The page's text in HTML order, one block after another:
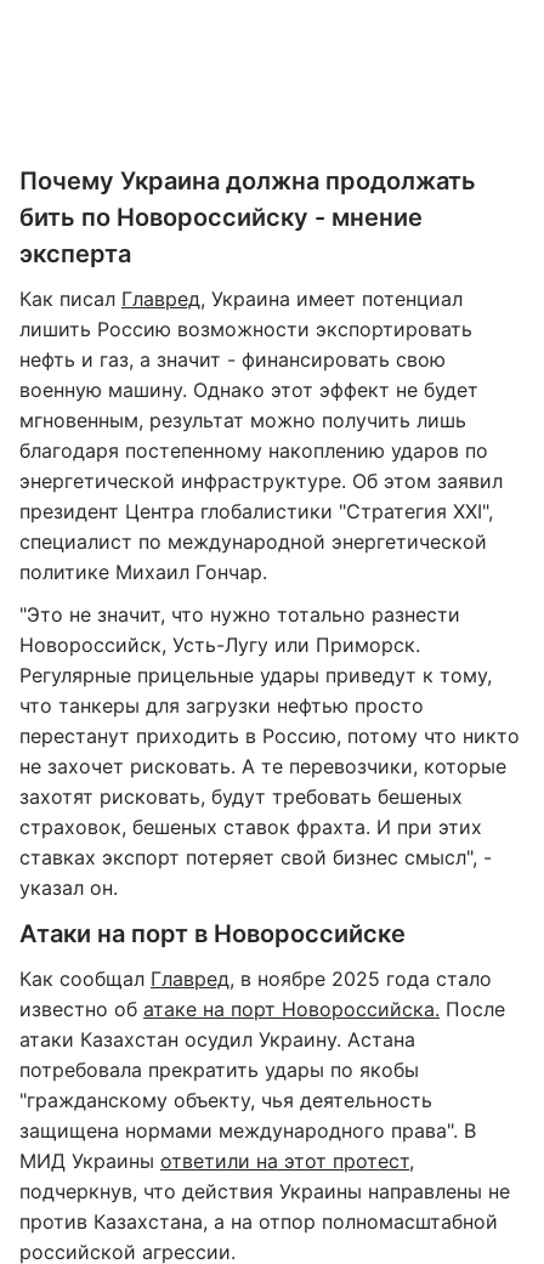
Почему Украина должна продолжать
бить по Новороссийску - мнение
эксперта
Как писал Главред, Украина имеет потенциал
лишить Россию возможности экспортировать
нефть и газ, а значит - финансировать свою
военную машину. Однако этот эффект не будет
мгновенным, результат можно получить лишь
благодаря постепенному накоплению ударов по
энергетической инфраструктуре. Об этом заявил
президент Центра глобалистики "Стратегия ХХІ",
специалист по международной энергетической
политике Михаил Гончар.
"Это не значит, что нужно тотально разнести
Новороссийск, Усть-Лугу или Приморск.
Регулярные прицельные удары приведут к тому,
что танкеры для загрузки нефтью просто
перестанут приходить в Россию, потому что никто
не захочет рисковать. А те перевозчики, которые
захотят рисковать, будут требовать бешеных
страховок, бешеных ставок фрахта. И при этих
ставках экспорт потеряет свой бизнес смысл", -
указал он.
Атаки на порт в Новороссийске
Как сообщал Главред, в ноябре 2025 года стало
известно об атаке на порт Новороссийска. После
атаки Казахстан осудил Украину. Астана
потребовала прекратить удары по якобы
"гражданскому объекту, чья деятельность
защищена нормами международного права". В
МИД Украины ответили на этот протест,
подчеркнув, что действия Украины направлены не
против Казахстана, а на отпор полномасштабной
российской агрессии.